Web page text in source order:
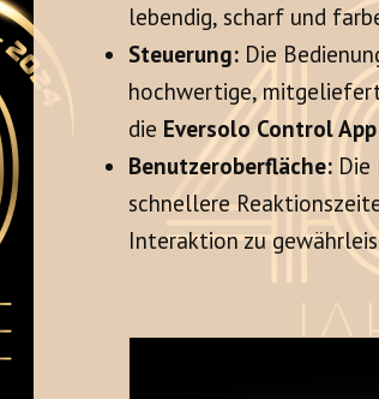
lebendig, scharf und
Steuerung: Die
hochwertige,
die Eversolo Control App
Benutzeroberfläche:
schnellere
Interaktion zu